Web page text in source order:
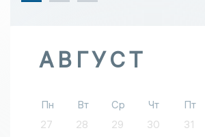
АВГУСТ
Пн Вт Ср Чт Пт
27
28 29 30 31